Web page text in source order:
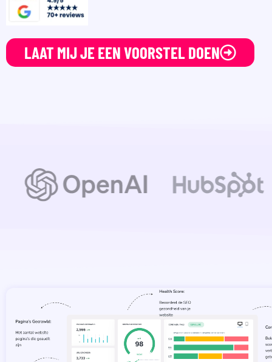
LAAT MIJ JE EEN VOORSTEL DOEN